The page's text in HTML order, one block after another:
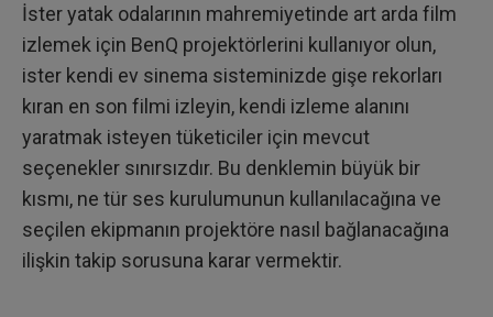
İster yatak odalarının mahremiyetinde art arda film
izlemek için BenQ projektörlerini kullanıyor olun,
ister kendi ev sinema sisteminizde gişe rekorları
kıran en son filmi izleyin, kendi izleme alanını
yaratmak isteyen tüketiciler için mevcut
seçenekler sınırsızdır. Bu denklemin büyük bir
kısmı, ne tür ses kurulumunun kullanılacağına ve
seçilen ekipmanın projektöre nasıl bağlanacağına
ilişkin takip sorusuna karar vermektir.